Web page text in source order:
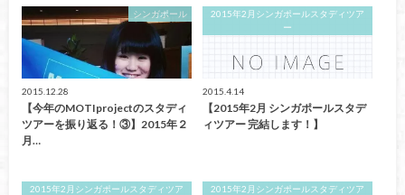
シンガポール
2015.12.28
【今年のMOTIprojectのスタディ
ツアーを振り返る！③】2015年２
月…
2015年2月シンガポールスタディツア
ー
2015.4.14
【2015年2月 シンガポールスタデ
ィツアー 完結します！】
2015年2月シンガポールスタディツア
2015年2月シンガポールスタディツア